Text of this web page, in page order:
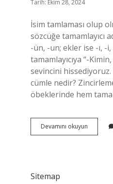
Tarih: Ekim 28, 2024
İsim tamlaması olup
sözcüğe tamamlayıcı
-ün, -un; ekler ise -ı, -
tamamlayıcıya “-
sevincini
cümle nedir?
öbeklerinde hem
Devamını okuyun
Isim
Sitemap